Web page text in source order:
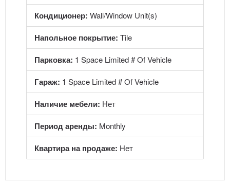
Кондиционер: Wall/Window Unit(s)
Напольное покрытие: Tile
Парковка: 1 Space Limited # Of Vehicle
Гараж: 1 Space Limited # Of Vehicle
Наличие мебели: Нет
Период аренды: Monthly
Квартира на продаже: Нет